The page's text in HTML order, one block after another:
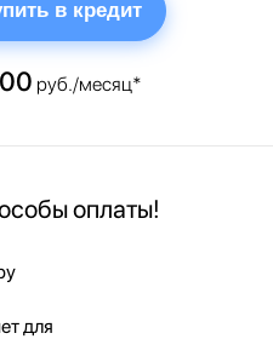
в кредит
руб./месяц*
оплаты!
для